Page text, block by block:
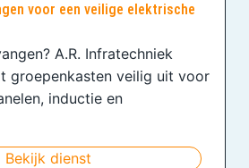
voor een veilige elektrische
A.R. Infratechniek
groepenkasten veilig uit voor
inductie en
Bekijk dienst